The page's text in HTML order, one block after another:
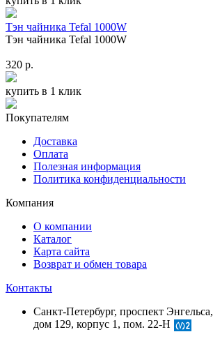
Тэн чайника Tefal 1000W
Тэн чайника Tefal 1000W
320 р.
купить в 1 клик
Покупателям
Доставка
Оплата
Полезная информация
Политика конфиденциальности
Компания
О компании
Каталог
Карта сайта
Возврат и обмен товара
Контакты
Санкт-Петербург, проспект Энгельса,
дом 129, корпус 1, пом. 22-Н